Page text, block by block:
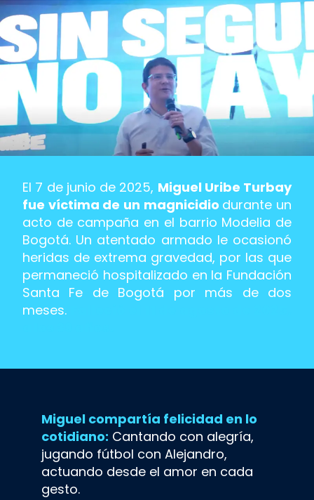
El 7 de junio de 2025, Miguel Uribe Turbay
fue víctima de un magnicidio durante un
acto de campaña en el barrio Modelia de
Bogotá. Un atentado armado le ocasionó
heridas de extrema gravedad, por las que
permaneció hospitalizado en la Fundación
Santa Fe de Bogotá por más de dos
meses.
Miguel compartía felicidad en lo
cotidiano: Cantando con alegría,
jugando fútbol con Alejandro,
actuando desde el amor en cada
gesto.